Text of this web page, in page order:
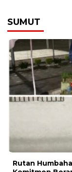
SUMUT
Rutan